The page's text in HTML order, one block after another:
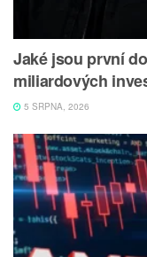
Jaké jsou první
miliardových
5 SRPNA, 2026